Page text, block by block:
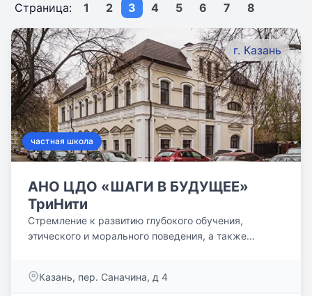
Страница: 1 2 3 4 5 6 7 8
г. Казань
частная школа
АНО ЦДО «ШАГИ В БУДУЩЕЕ»
ТриНити
Стремление к развитию глубокого обучения,
этического и морального поведения, а также
Казань, пер. Саначина, д 4